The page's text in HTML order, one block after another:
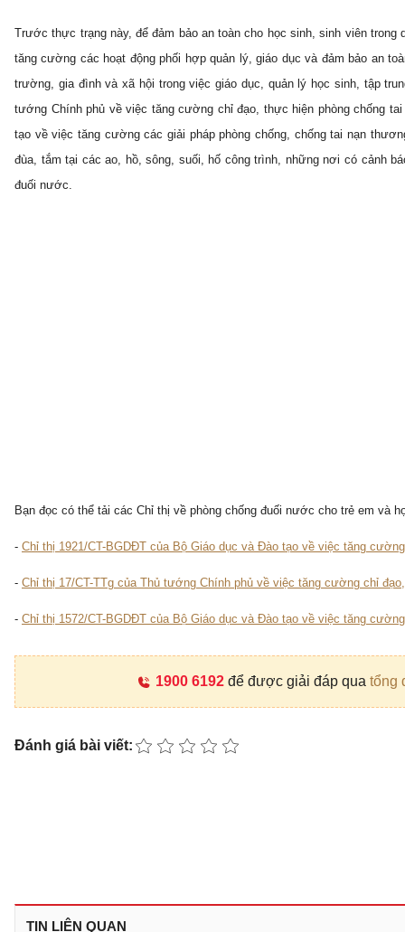
Trước thực trạng này, để đảm bảo an toàn cho học sinh, sinh viên
tăng cường các hoạt động phối hợp quản lý, giáo dục và đảm bảo an
trường, gia đình và xã hội trong việc giáo dục, quản lý học sinh, tập
tướng Chính phủ về việc tăng cường chỉ đạo, thực hiện phòng chống
tạo về việc tăng cường các giải pháp phòng chống, chống tai nạn
đùa, tắm tại các ao, hồ, sông, suối, hố công trình, những nơi có cảnh
đuối nước.
Bạn đọc có thể tải các Chỉ thị về phòng chống đuối nước cho trẻ em và
Chỉ thị 1921/CT-BGDĐT của Bộ Giáo dục và Đào tạo về việc tăng
Chỉ thị 17/CT-TTg của Thủ tướng Chính phủ về việc tăng cường chỉ
- Chỉ thị 1572/CT-BGDĐT của Bộ Giáo dục và Đào tạo về việc tăng
1900 6192để được giải đáp qua tổng
Đánh giá bài viết:
TIN LIÊN QUAN